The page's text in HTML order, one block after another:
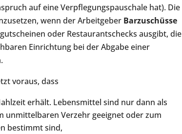
auf eine Verpflegungspauschale hat). Die
wenn der Arbeitgeber Barzuschüsse
oder Restaurantschecks ausgibt, die
Einrichtung bei der Abgabe einer
voraus, dass
erhält. Lebensmittel sind nur dann als
unmittelbaren Verzehr geeignet oder zum
bestimmt sind,